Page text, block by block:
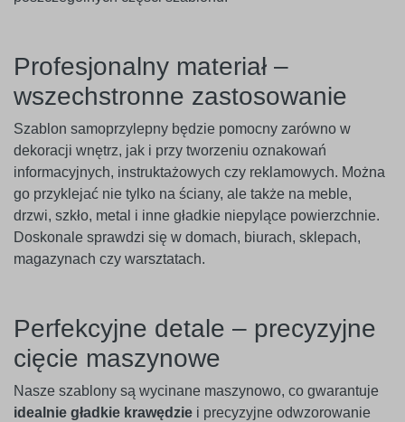
Profesjonalny materiał –
wszechstronne zastosowanie
Szablon samoprzylepny będzie pomocny zarówno w
dekoracji wnętrz, jak i przy tworzeniu oznakowań
informacyjnych, instruktażowych czy reklamowych. Można
go przyklejać nie tylko na ściany, ale także na meble,
drzwi, szkło, metal i inne gładkie niepylące powierzchnie.
Doskonale sprawdzi się w domach, biurach, sklepach,
magazynach czy warsztatach.
Perfekcyjne detale – precyzyjne
cięcie maszynowe
Nasze szablony są wycinane maszynowo, co gwarantuje
idealnie gładkie krawędzie i precyzyjne odwzorowanie